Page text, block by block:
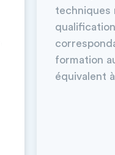
techniques
formation
équivalent